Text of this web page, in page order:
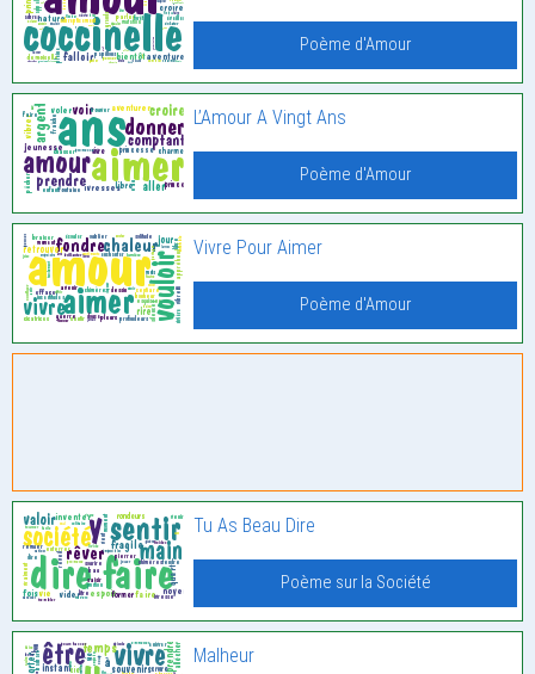
Poème d'Amour
L’Amour A Vingt Ans
Poème d'Amour
Vivre Pour Aimer
Poème d'Amour
Tu As Beau Dire
Poème sur la Société
Malheur